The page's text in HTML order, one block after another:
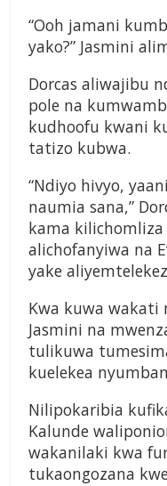
“Ooh jamani
yako?” Jasmini
Dorcas aliwajibu
pole na
kudhoofu kwani
tatizo kubwa.
“Ndiyo hivyo,
naumia sana,”
kama
alichofanyiwa na
yake
Kwa kuwa wakati
Jasmini na
tulikuwa
kuelekea
Nilipokaribia
Kalunde
wakanilaki kwa
tukaongozana